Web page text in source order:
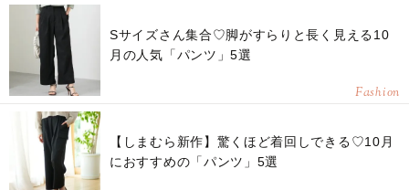
Sサイズさん集合♡脚がすらりと長く見える10
月の人気「パンツ」5選
Fashion
【しまむら新作】驚くほど着回しできる♡10月
におすすめの「パンツ」5選